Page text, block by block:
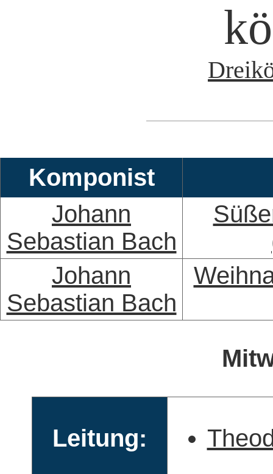
Komponist
Johann
Sebastian Bach
Johann
Sebastian Bach
Leitung: